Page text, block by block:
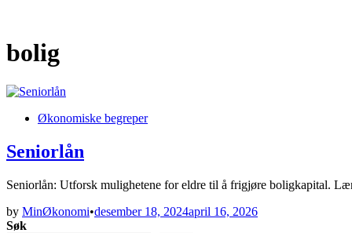
bolig
PostedØkonomiske begreper
Seniorlån
Seniorlån: Utforsk mulighetene for eldre til å frigjøre boligkapital.
by MinØkonomi•desember 18, 2024april 16, 2026
Søk